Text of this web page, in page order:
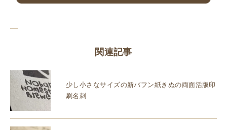
関連記事
少し小さなサイズの新バフン紙きぬの両面活版印
刷名刺